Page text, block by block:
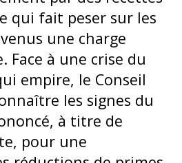
qui fait peser sur les
une charge
Face à une crise du
empire, le Conseil
les signes du
à titre de
pour une